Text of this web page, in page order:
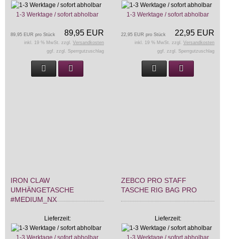
1-3 Werktage / sofort abholbar
89,95 EUR
89,95 EUR pro Stück
inkl. 19 % MwSt. zzgl. Versandkosten
ggf. zzgl. Sperrgutzuschlag
1-3 Werktage / sofort abholbar
22,95 EUR
22,95 EUR pro Stück
inkl. 19 % MwSt. zzgl. Versandkosten
ggf. zzgl. Sperrgutzuschlag
IRON CLAW
UMHÄNGETASCHE
#MEDIUM_NX
Lieferzeit:
1-3 Werktage / sofort abholbar
ZEBCO PRO STAFF
TASCHE RIG BAG PRO
Lieferzeit:
1-3 Werktage / sofort abholbar